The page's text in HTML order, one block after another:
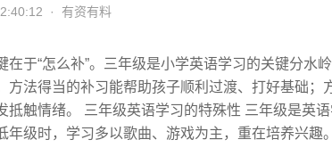
· 有资有料
在于“怎么补”。三年级是小学英语学习的关键分水
方法得当的补习能帮助孩子顺利过渡、打好基础；
抵触情绪。 三年级英语学习的特殊性 三年级是英语
年级时，学习多以歌曲、游戏为主，重在培养兴趣